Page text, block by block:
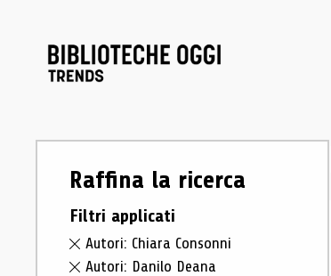
Raffina la ricerca
Filtri applicati
Autori: Chiara Consonni
Autori: Danilo Deana